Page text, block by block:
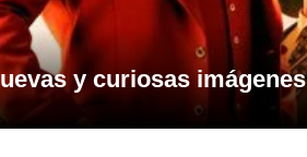
y curiosas imágenes